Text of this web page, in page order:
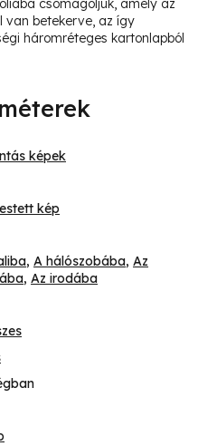
csomagoljuk, amely az
van betekerve, az így
háromréteges kartonlapból
képek
kép
, A hálószobába, Az
, Az irodába